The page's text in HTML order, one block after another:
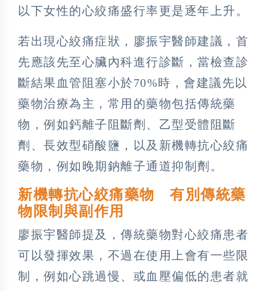
以下女性的心絞痛盛行率更是逐年上升。
若出現心絞痛症狀，廖振宇醫師建議，首
先應該先至心臟內科進行診斷，當檢查診
斷結果血管阻塞小於70%時，會建議先以
藥物治療為主，常用的藥物包括傳統藥
物，例如鈣離子阻斷劑、乙型受體阻斷
劑、長效型硝酸鹽，以及新機轉抗心絞痛
藥物，例如晚期鈉離子通道抑制劑。
新機轉抗心絞痛藥物 有別傳統藥
物限制與副作用
廖振宇醫師提及，傳統藥物對心絞痛患者
可以發揮效果，不過在使用上會有一些限
制，例如心跳過慢、或血壓偏低的患者就